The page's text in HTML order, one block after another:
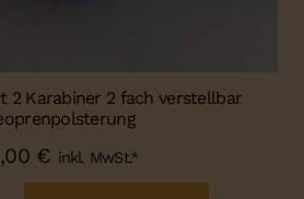
2 Karabiner 2 fach verstellbar
€ inkl. MwSt.*